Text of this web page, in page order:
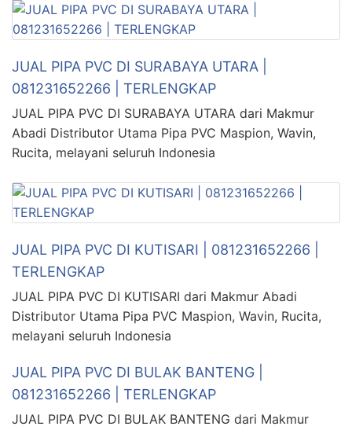
JUAL PIPA PVC DI SURABAYA UTARA |
081231652266 | TERLENGKAP
JUAL PIPA PVC DI SURABAYA UTARA dari Makmur
Abadi Distributor Utama Pipa PVC Maspion, Wavin,
Rucita, melayani seluruh Indonesia
JUAL PIPA PVC DI KUTISARI | 081231652266 |
TERLENGKAP
JUAL PIPA PVC DI KUTISARI dari Makmur Abadi
Distributor Utama Pipa PVC Maspion, Wavin, Rucita,
melayani seluruh Indonesia
JUAL PIPA PVC DI BULAK BANTENG |
081231652266 | TERLENGKAP
JUAL PIPA PVC DI BULAK BANTENG dari Makmur